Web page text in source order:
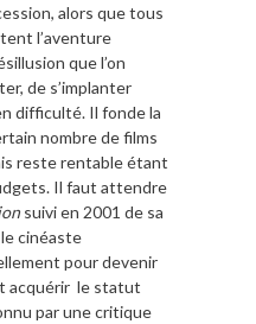
alors que tous
l’aventure
que l’on
de s’implanter
difficulté. Il fonde la
nombre de films
reste rentable étant
Il faut attendre
suivi en 2001 de sa
cinéaste
pour devenir
acquérir le statut
par une critique